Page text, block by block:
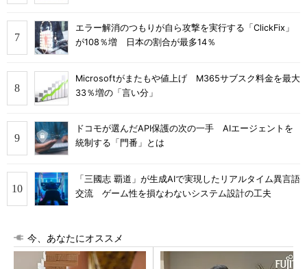
エラー解消のつもりが自ら攻撃を実行する「ClickFix」
が108％増 日本の割合が最多14％
Microsoftがまたもや値上げ M365サブスク料金を最大
33％増の「言い分」
ドコモが選んだAPI保護の次の一手 AIエージェントを
統制する「門番」とは
「三國志 覇道」が生成AIで実現したリアルタイム異言語
交流 ゲーム性を損なわないシステム設計の工夫
今、あなたにオススメ